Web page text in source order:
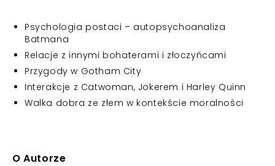
Psychologia postaci – autopsychoanaliza
Batmana
Relacje z innymi bohaterami i złoczyńcami
Przygody w Gotham City
Interakcje z Catwoman, Jokerem i Harley Quinn
Walka dobra ze złem w kontekście moralności
O Autorze